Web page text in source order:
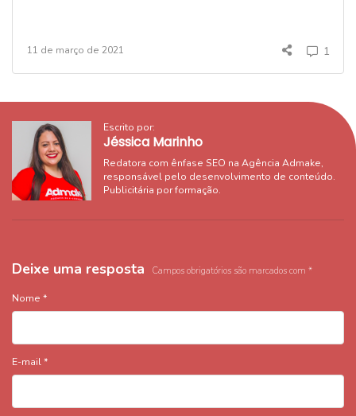
11 de março de 2021 1
Escrito por:
Jéssica Marinho
Redatora com ênfase SEO na Agência Admake,
responsável pelo desenvolvimento de conteúdo.
Publicitária por formação.
Deixe uma resposta Campos obrigatórios são marcados com *
Nome *
E-mail*